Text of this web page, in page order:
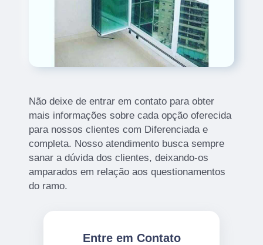
Não deixe de entrar em contato para obter
mais informações sobre cada opção oferecida
para nossos clientes com Diferenciada e
completa. Nosso atendimento busca sempre
sanar a dúvida dos clientes, deixando-os
amparados em relação aos questionamentos
do ramo.
Entre em Contato